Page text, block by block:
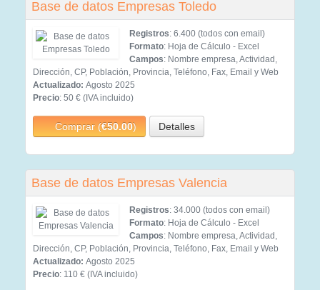
Base de datos Empresas Toledo
Registros: 6.400 (todos con email)
Formato: Hoja de Cálculo - Excel
Campos: Nombre empresa, Actividad,
Dirección, CP, Población, Provincia, Teléfono, Fax, Email y Web
Actualizado: Agosto 2025
Precio: 50 € (IVA incluido)
Comprar (€50.00) Detalles
Base de datos Empresas Valencia
Registros: 34.000 (todos con email)
Formato: Hoja de Cálculo - Excel
Campos: Nombre empresa, Actividad,
Dirección, CP, Población, Provincia, Teléfono, Fax, Email y Web
Actualizado: Agosto 2025
Precio: 110 € (IVA incluido)